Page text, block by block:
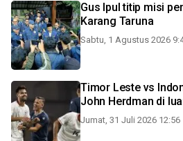
Gus Ipul titip misi
Karang Taruna
Sabtu, 1 Agustus 2026
Timor Leste vs
John Herdman di
Jumat, 31 Juli 2026 12:56